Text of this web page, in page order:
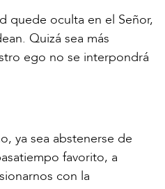
quede oculta en el Señor,
Quizá sea más
ego no se interpondrá
ya sea abstenerse de
favorito, a
con la